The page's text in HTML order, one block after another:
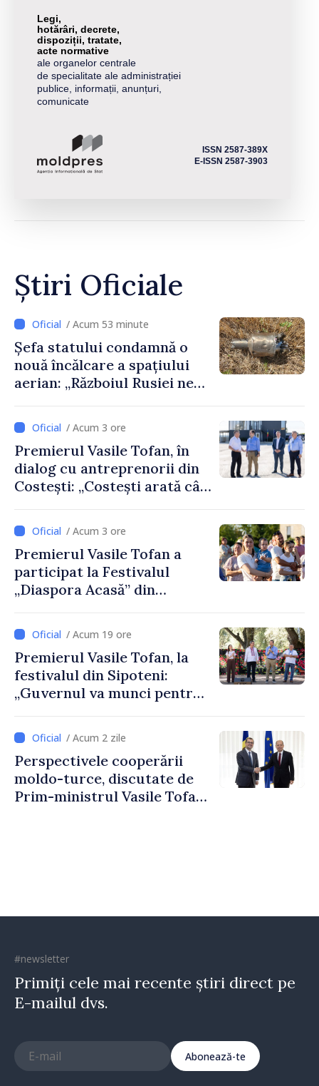
Legi,
hotărâri, decrete,
dispoziții, tratate,
acte normative
ale organelor centrale
de specialitate ale administrației
publice, informații, anunțuri,
comunicate
ISSN 2587-389X
E-ISSN 2587-3903
Știri Oficiale
/ Acum 53 minute
Șefa statului condamnă o
nouă încălcare a spațiului
aerian: „Războiul Rusiei ne
/ Acum 3 ore
Premierul Vasile Tofan, în
dialog cu antreprenorii din
Costești: „Costești arată cât
comunitate atunci când
există inițiativă, muncă și
spirit antreprenorial”
/ Acum 3 ore
Premierul Vasile Tofan a
participat la Festivalul
„Diaspora Acasă” din
/ Acum 19 ore
Premierul Vasile Tofan, la
festivalul din Sipoteni:
„Guvernul va munci pentru
comunitate și toți
moldovenii să prospere”
/ Acum 2 zile
Perspectivele cooperării
moldo-turce, discutate de
Prim-ministrul Vasile Tofan
#newsletter
Primiți cele mai recente știri direct pe
E-mailul dvs.
Abonează-te